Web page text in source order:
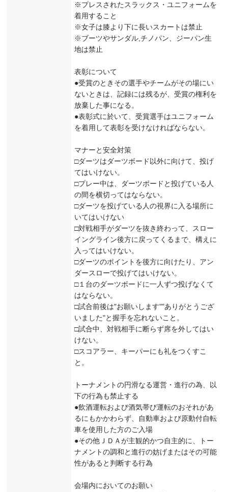
※プレスされたスラックス・ユニフォームを
着用すること
※女子は膝より下に長いスカートは禁止
※ブーツやサンダル,チノパン、ジーパン生
地は禁止
表彰について
●受賞のときその選手やチームがその場にい
ないときは、記録には残るが、受賞の権利を
放棄した事になる。
●表彰式に於いて、受賞選手はユニフォーム
を着用して表彰を受けなければならない。
マナーと安全対策
□ダーツはダーツボード以外に向けて、投げ
てはいけない。
□プレー中は、ダーツボードと投げている人
の間を横切ってはならない。
□ダーツを投げている人の視界に入る場所に
いてはいけない
□対戦相手がダーツを抜き終わって、スロー
イングライン後方に戻ってくるまで、構えに
入ってはいけない。
□ダーツのポイントを後方に向けたり、アン
ダースローで投げてはいけない。
□１台のダーツボードに一人ずつ投げなくて
はならない。
□試合前後は"お願いします""ありがとうござ
いました"と握手を忘れないこと。
□試合中、対戦相手に断らず席を外してはい
けない。
□スコアラー、キーパーにも礼をつくすこ
と。
トーナメントの円滑なる運営・進行の為、以
下の行為も禁止する
●飲酒運転および酒気帯び運転のおそれがあ
るにもかかわらず、自動車および原動付自転
車を使用した方のご入場
●その他ＪＤＡが主観的かつ自主的に、トー
ナメントの調和と進行の妨げまたはその可能
性があると判断する行為
会場内においてのお願い